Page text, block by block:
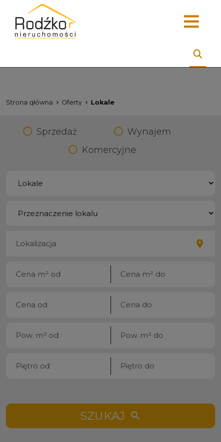
Strona główna Oferty Lokale
Sprzedaż
Wynajem
Komercyjne
SZUKAJ